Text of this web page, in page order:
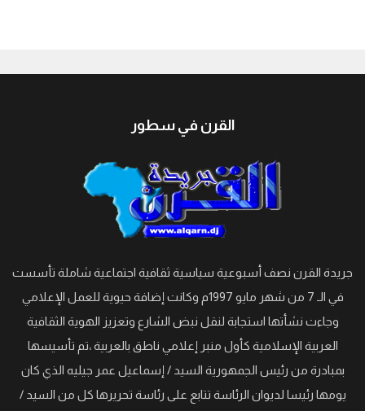
القرن في سطور
جريدة القرن نصف أسبوعية سياسية ثقافية اجتماعية شاملة تأسست
في الـ 7 من شهر مايو 1997م وكانت إضافة حيوية للعمل الإعلامي
وجاءت نشأتها استجابة لنقل نبض الشارع وتعزيز الهوية الثقافية
العربية الإسلامية كأول منبر إعلامي ناطق بالعربية ،تم تأسيسها
بمبادرة من رئيس الجمهورية السيد / إسماعيل عمر جيليه الذي كان
يومها رئيسا لديوان الرئاسة تتابع على رئاسة تحريرها كل من السيد /